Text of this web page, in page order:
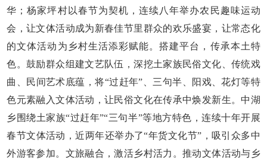
华；杨家坪村以春节为契机，连续八年举办农民趣味运动
会，让文体活动成为新春佳节里群众的欢乐盛宴，让常态化
的文体活动为乡村生活添彩赋能。搭建平台，传承本土特
色。鼓励群众组建文艺队伍，深挖土家族民俗文化、传统戏
曲、民间艺术底蕴，将“过赶年”、三句半、阳戏、花灯等特
色元素融入文体活动，让民俗文化在传承中焕发新生。中湖
乡围绕土家族“过赶年”“三句半”等地方特色，连续十年开展
春节文体活动，近两年还举办了“年货文化节”，吸引众多中
外游客参加。文旅融合，激活乡村活力。推动文体活动与乡